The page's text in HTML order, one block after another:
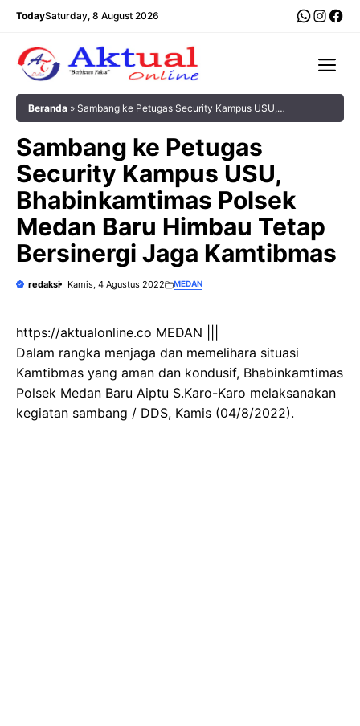
Langsung
TodaySaturday, 8 August 2026
Beranda » Sambang ke Petugas Security Kampus USU,
Kamtibmas
Sambang ke Petugas
Security Kampus USU,
Bhabinkamtimas Polsek
Medan Baru Himbau Tetap
Bersinergi Jaga Kamtibmas
redaksi Kamis, 4 Agustus 2022 MEDAN
https://aktualonline.co MEDAN |||
Dalam rangka menjaga dan memelihara situasi
Kamtibmas yang aman dan kondusif, Bhabinkamtimas
Polsek Medan Baru Aiptu S.Karo-Karo melaksanakan
kegiatan sambang / DDS, Kamis (04/8/2022).